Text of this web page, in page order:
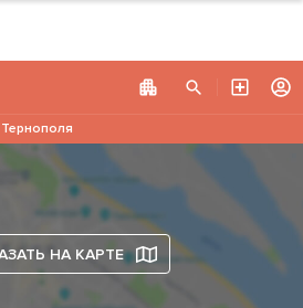
НА КАРТЕ